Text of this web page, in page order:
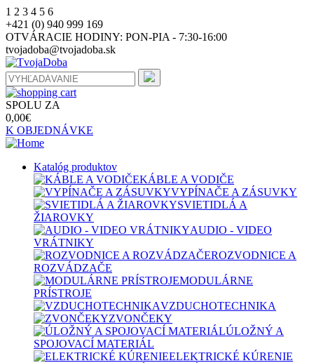
1 2 3 4 5 6
+421 (0) 940 999 169
OTVÁRACIE HODINY: PON-PIA - 7:30-16:00
tvojadoba@tvojadoba.sk
SPOLU ZA
0,00€
K OBJEDNÁVKE
Katalóg produktov
KÁBLE A VODIČE
VYPÍNAČE A ZÁSUVKY
SVIETIDLÁ A
ŽIAROVKY
AUDIO - VIDEO
VRÁTNIKY
ROZVODNICE A
ROZVÁDZAČE
MODULÁRNE
PRÍSTROJE
VZDUCHOTECHNIKA
ZVONČEKY
ÚLOŽNÝ A
SPOJOVACÍ MATERIÁL
ELEKTRICKÉ KÚRENIE